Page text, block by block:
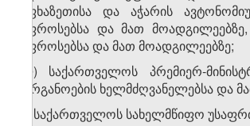
აფხაზეთისა და აჭარის
უფროსებსა და მათ
უფროსებსა და მათ მოადგილეებზე;
ლ) საქართველოს პრემიერ-
ორგანოების ხელმძღვანელებსა და
მ) საქართველოს სახელმწიფო